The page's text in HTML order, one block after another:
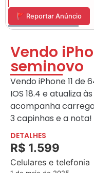
🚩 Reportar Anúncio
Vendo
seminovo
Vendo iPhone 11 de
IOS 18.4 e atualiza
acompanha
3 capinhas e a nota!
DETALHES
R$ 1.599
Celulares e telefonia